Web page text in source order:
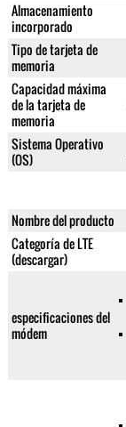
Almacenamiento
incorporado
Tipo de tarjeta de
memoria
Capacidad máxima
de la tarjeta de
memoria
Sistema Operativo
(OS)
Nombre del producto
Categoría de LTE
(descargar)
especificaciones del
módem